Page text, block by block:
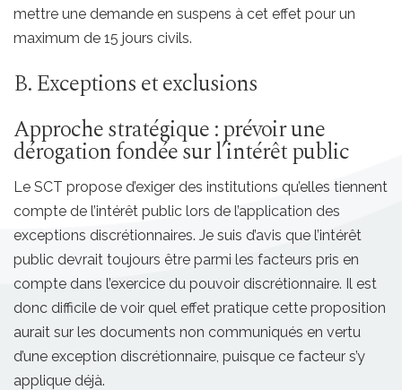
mettre une demande en suspens à cet effet pour un
maximum de 15 jours civils.
B. Exceptions et exclusions
Approche stratégique : prévoir une
dérogation fondée sur l’intérêt public
Le SCT propose d’exiger des institutions qu’elles tiennent
compte de l’intérêt public lors de l’application des
exceptions discrétionnaires. Je suis d’avis que l’intérêt
public devrait toujours être parmi les facteurs pris en
compte dans l’exercice du pouvoir discrétionnaire. Il est
donc difficile de voir quel effet pratique cette proposition
aurait sur les documents non communiqués en vertu
d’une exception discrétionnaire, puisque ce facteur s’y
applique déjà.